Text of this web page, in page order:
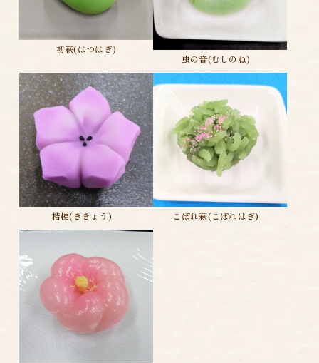
初萩(はつはぎ)
虫の音(むしのね)
桔梗(ききょう) こぼれ萩(こぼれはぎ)